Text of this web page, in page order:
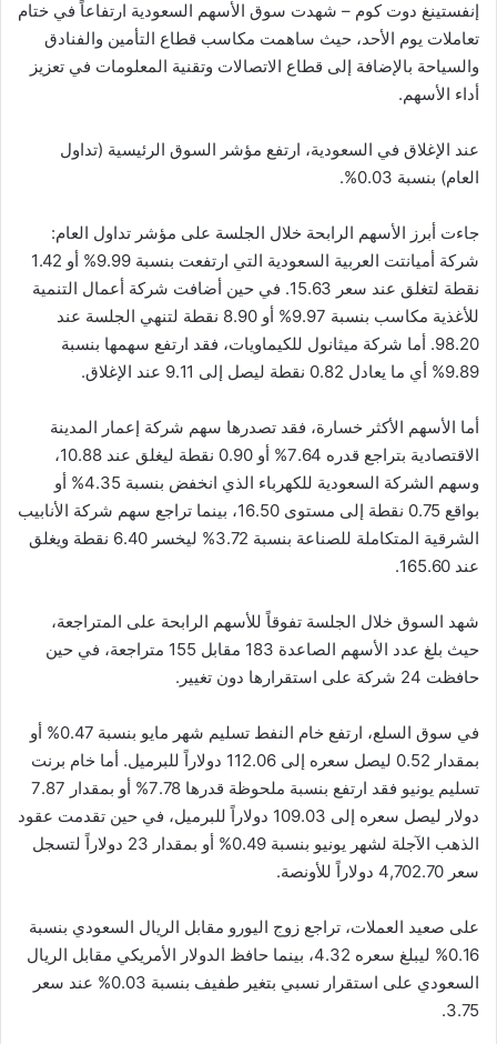
إنفستينغ دوت كوم – شهدت سوق الأسهم السعودية ارتفاعاً في ختام
تعاملات يوم الأحد، حيث ساهمت مكاسب قطاع التأمين والفنادق
والسياحة بالإضافة إلى قطاع الاتصالات وتقنية المعلومات في تعزيز
أداء الأسهم.
عند الإغلاق في السعودية، ارتفع مؤشر السوق الرئيسية (تداول
العام) بنسبة 0.03%.
جاءت أبرز الأسهم الرابحة خلال الجلسة على مؤشر تداول العام:
شركة أميانتت العربية السعودية التي ارتفعت بنسبة 9.99% أو 1.42
نقطة لتغلق عند سعر 15.63. في حين أضافت شركة أعمال التنمية
للأغذية مكاسب بنسبة 9.97% أو 8.90 نقطة لتنهي الجلسة عند
98.20. أما شركة ميثانول للكيماويات، فقد ارتفع سهمها بنسبة
9.89% أي ما يعادل 0.82 نقطة ليصل إلى 9.11 عند الإغلاق.
أما الأسهم الأكثر خسارة، فقد تصدرها سهم شركة إعمار المدينة
الاقتصادية بتراجع قدره 7.64% أو 0.90 نقطة ليغلق عند 10.88،
وسهم الشركة السعودية للكهرباء الذي انخفض بنسبة 4.35% أو
بواقع 0.75 نقطة إلى مستوى 16.50، بينما تراجع سهم شركة الأنابيب
الشرقية المتكاملة للصناعة بنسبة 3.72% ليخسر 6.40 نقطة ويغلق
عند 165.60.
شهد السوق خلال الجلسة تفوقاً للأسهم الرابحة على المتراجعة،
حيث بلغ عدد الأسهم الصاعدة 183 مقابل 155 متراجعة، في حين
حافظت 24 شركة على استقرارها دون تغيير.
في سوق السلع، ارتفع خام النفط تسليم شهر مايو بنسبة 0.47% أو
بمقدار 0.52 ليصل سعره إلى 112.06 دولاراً للبرميل. أما خام برنت
تسليم يونيو فقد ارتفع بنسبة ملحوظة قدرها 7.78% أو بمقدار 7.87
دولار ليصل سعره إلى 109.03 دولاراً للبرميل، في حين تقدمت عقود
الذهب الآجلة لشهر يونيو بنسبة 0.49% أو بمقدار 23 دولاراً لتسجل
سعر 4,702.70 دولاراً للأونصة.
على صعيد العملات، تراجع زوج اليورو مقابل الريال السعودي بنسبة
0.16% ليبلغ سعره 4.32، بينما حافظ الدولار الأمريكي مقابل الريال
السعودي على استقرار نسبي بتغير طفيف بنسبة 0.03% عند سعر
3.75.